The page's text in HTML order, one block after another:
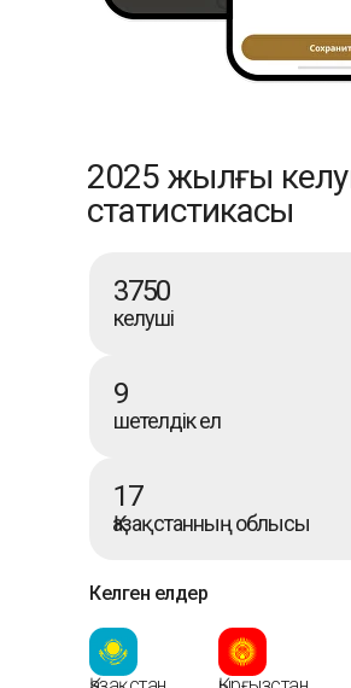
2025 жылғы
статистикасы
3750
келуші
9
шетелдік ел
17
Қазақстанның облысы
Келген елдер